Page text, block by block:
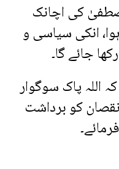
کی اچانک
انکی سیاسی و
جائے گا۔
اللہ پاک سوگوار
کو برداشت